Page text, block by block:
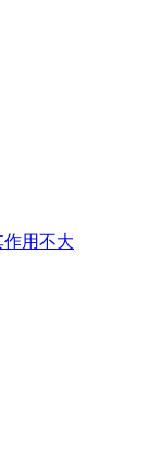
作用不大